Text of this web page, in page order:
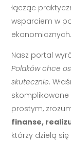
łącząc
wsparciem w
ekonomicznych.
Nasz portal
Polaków chce
skutecznie.
prostym,
finanse,
którzy dzielą